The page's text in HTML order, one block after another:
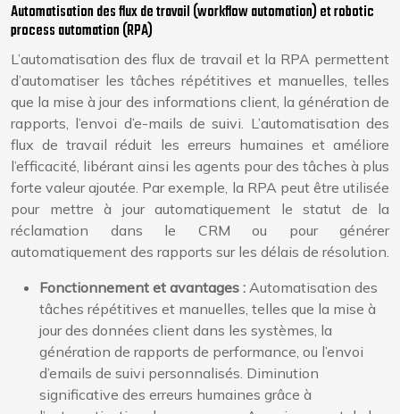
Automatisation des flux de travail (workflow automation) et robotic
process automation (RPA)
L’automatisation des flux de travail et la RPA permettent
d’automatiser les tâches répétitives et manuelles, telles
que la mise à jour des informations client, la génération de
rapports, l’envoi d’e-mails de suivi. L’automatisation des
flux de travail réduit les erreurs humaines et améliore
l’efficacité, libérant ainsi les agents pour des tâches à plus
forte valeur ajoutée. Par exemple, la RPA peut être utilisée
pour mettre à jour automatiquement le statut de la
réclamation dans le CRM ou pour générer
automatiquement des rapports sur les délais de résolution.
Fonctionnement et avantages : Automatisation des
tâches répétitives et manuelles, telles que la mise à
jour des données client dans les systèmes, la
génération de rapports de performance, ou l’envoi
d’emails de suivi personnalisés. Diminution
significative des erreurs humaines grâce à